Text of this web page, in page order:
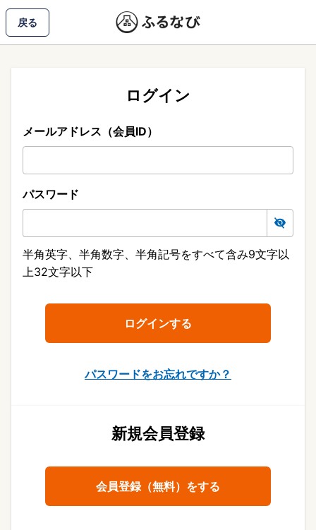
戻る
ログイン
メールアドレス（会員ID）
パスワード
半角英字、半角数字、半角記号をすべて含み9文字以
上32文字以下
パスワードをお忘れですか？
新規会員登録
会員登録（無料）をする